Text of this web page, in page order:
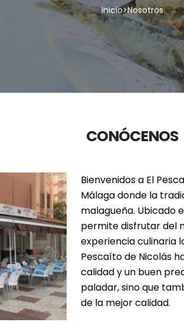
Inicio>Nosotros
CONÓCENOS
Bienvenidos a El
Málaga donde la
malagueña. Ubicado
permite disfrutar del
experiencia culinaria
Pescaíto de Nicolás
calidad y un buen
paladar, sino que
de la mejor calidad.